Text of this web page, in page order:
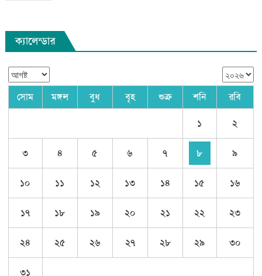
ক্যালেন্ডার
সোম মঙ্গল বুধ বৃহ শুক্র শনি রবি
১ ২
৩ ৪ ৫ ৬ ৭ ৮ ৯
১০ ১১ ১২ ১৩ ১৪ ১৫ ১৬
১৭ ১৮ ১৯ ২০ ২১ ২২ ২৩
২৪ ২৫ ২৬ ২৭ ২৮ ২৯ ৩০
৩১